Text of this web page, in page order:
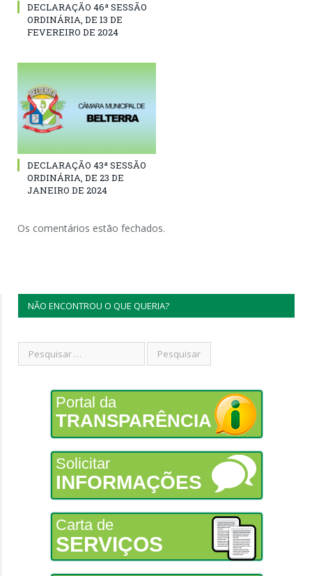
DECLARAÇÃO 46ª SESSÃO
ORDINÁRIA, DE 13 DE
FEVEREIRO DE 2024
DECLARAÇÃO 43ª SESSÃO
ORDINÁRIA, DE 23 DE
JANEIRO DE 2024
Os comentários estão fechados.
NÃO ENCONTROU O QUE QUERIA?
Portal da
TRANSPARÊNCIA
Solicitar
INFORMAÇÕES
Carta de
SERVIÇOS